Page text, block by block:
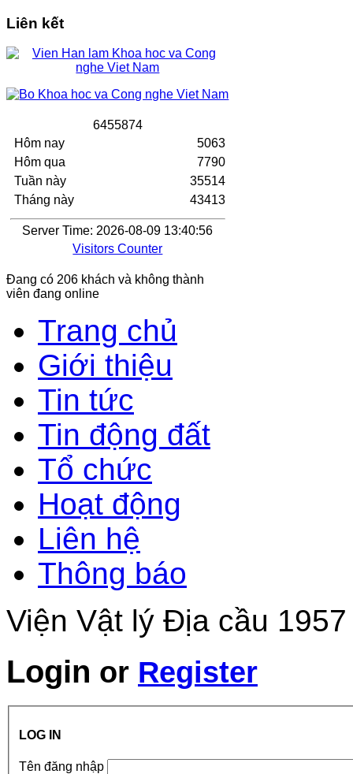
Liên kết
6455874
Hôm nay
Hôm qua
Tuần này
Tháng này
5063
7790
35514
43413
Server Time: 2026-08-09 13:40:56
Visitors Counter
Đang có 206 khách và không thành
viên đang online
Trang chủ
Giới thiệu
Tin tức
Tin động đất
Tổ chức
Hoạt động
Liên hệ
Thông báo
Viện Vật lý Địa cầu
Login or Register
LOG IN
Tên đăng nhập